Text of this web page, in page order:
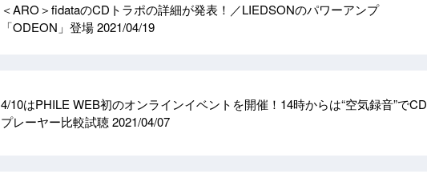
＜ARO＞fidataのCDトラポの詳細が発表！／LIEDSONのパワーアンプ
「ODEON」登場2021/04/19
4/10はPHILE WEB初のオンラインイベントを開催！14時からは“空気録音”でCD
プレーヤー比較試聴2021/04/07